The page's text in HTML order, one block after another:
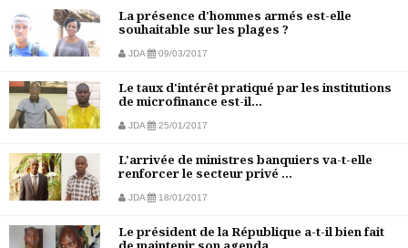
La présence d'hommes armés est-elle
souhaitable sur les plages ?
JDA 09/03/2017
Le taux d'intérêt pratiqué par les institutions
de microfinance est-il...
JDA 25/01/2017
L'arrivée de ministres banquiers va-t-elle
renforcer le secteur privé ...
JDA 18/01/2017
Le président de la République a-t-il bien fait